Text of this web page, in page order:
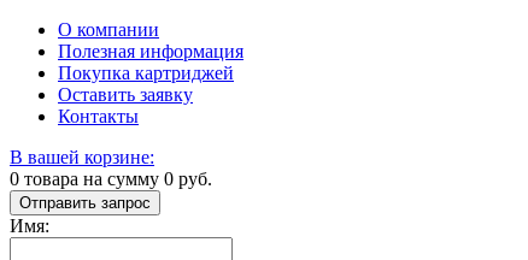
О компании
Полезная информация
Покупка картриджей
Оставить заявку
Контакты
В вашей корзине:
0 товара на сумму 0 руб.
Отправить запрос
Имя: